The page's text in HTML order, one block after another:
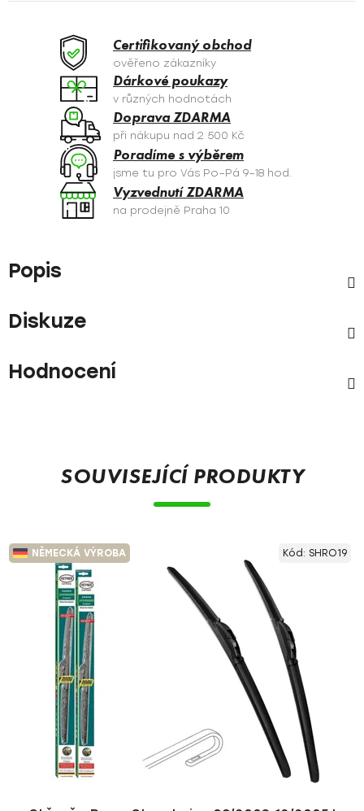
Certifikovaný obchod
ověřeno zákazníky
Dárkové poukazy
v různých hodnotách
Doprava ZDARMA
při nákupu nad 2 500 Kč
Poradíme s výběrem
jsme tu pro Vás Po–Pá 9–18 hod.
Vyzvednutí ZDARMA
na prodejně Praha 10
Popis
Diskuze
Hodnocení
SOUVISEJÍCÍ PRODUKTY
NĚMECKÁ VÝROBA Kód: SHRO19